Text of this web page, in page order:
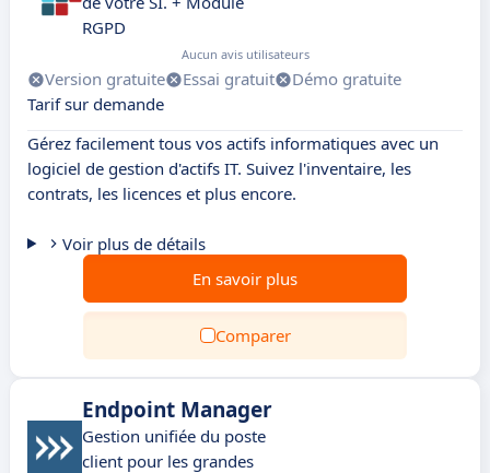
RGPD
Aucun avis utilisateurs
Version gratuite Essai gratuit
Démo gratuite
Tarif sur demande
Gérez facilement tous vos actifs informatiques avec un
logiciel de gestion d'actifs IT. Suivez l'inventaire, les
contrats, les licences et plus encore.
Voir plus de détails
En savoir plus
Comparer
Endpoint Manager
Gestion unifiée du poste
client pour les grandes